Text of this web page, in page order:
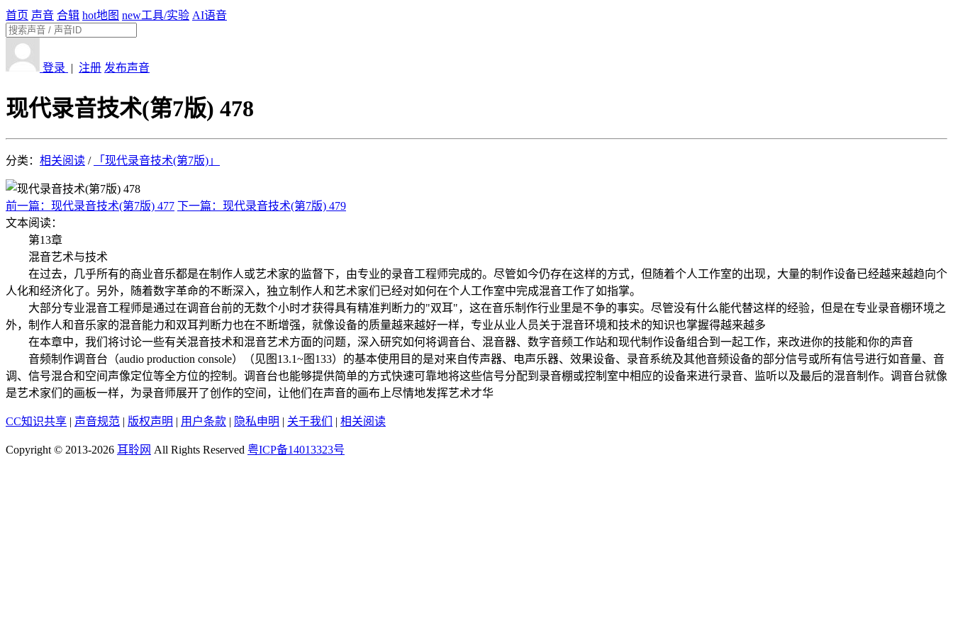
首页 声音 合辑 hot地图 new工具/实验 AI语音
登录 | 注册 发布声音
现代录音技术(第7版) 478
分类： 相关阅读 / 「现代录音技术(第7版)」
前一篇：现代录音技术(第7版) 477 下一篇：现代录音技术(第7版) 479
文本阅读：
第13章
混音艺术与技术
在过去，几乎所有的商业音乐都是在制作人或艺术家的监督下，由专业的录音工程师完成的。尽管如今仍存在这样的方式，但随着个人工作室的出现，大量的制作设备已经越来越趋向个
人化和经济化了。另外，随着数字革命的不断深入，独立制作人和艺术家们已经对如何在个人工作室中完成混音工作了如指掌。
大部分专业混音工程师是通过在调音台前的无数个小时才获得具有精准判断力的"双耳"，这在音乐制作行业里是不争的事实。尽管没有什么能代替这样的经验，但是在专业录音棚环境之
外，制作人和音乐家的混音能力和双耳判断力也在不断增强，就像设备的质量越来越好一样，专业从业人员关于混音环境和技术的知识也掌握得越来越多
在本章中，我们将讨论一些有关混音技术和混音艺术方面的问题，深入研究如何将调音台、混音器、数字音频工作站和现代制作设备组合到一起工作，来改进你的技能和你的声音
音频制作调音台（audio production console）（见图13.1~图133）的基本使用目的是对来自传声器、电声乐器、效果设备、录音系统及其他音频设备的部分信号或所有信号进行如音量、音
调、信号混合和空间声像定位等全方位的控制。调音台也能够提供简单的方式快速可靠地将这些信号分配到录音棚或控制室中相应的设备来进行录音、监听以及最后的混音制作。调音台就像
是艺术家们的画板一样，为录音师展开了创作的空间，让他们在声音的画布上尽情地发挥艺术才华
CC知识共享 | 声音规范 | 版权声明 | 用户条款 | 隐私申明 | 关于我们 | 相关阅读
Copyright © 2013-2026 耳聆网 All Rights Reserved 粤ICP备14013323号